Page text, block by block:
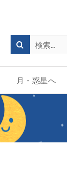
検
索
…
月・惑星へ